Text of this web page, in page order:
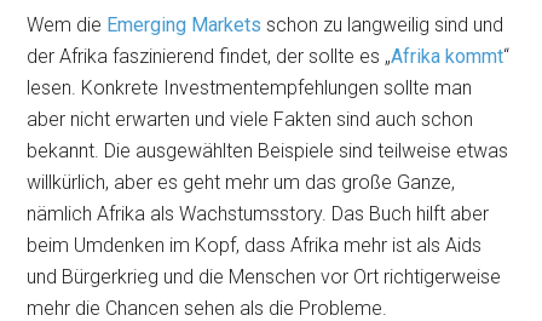
Wem die Emerging Markets schon zu langweilig sind und
der Afrika faszinierend findet, der sollte es „Afrika kommt“
lesen. Konkrete Investmentempfehlungen sollte man
aber nicht erwarten und viele Fakten sind auch schon
bekannt. Die ausgewählten Beispiele sind teilweise etwas
willkürlich, aber es geht mehr um das große Ganze,
nämlich Afrika als Wachstumsstory. Das Buch hilft aber
beim Umdenken im Kopf, dass Afrika mehr ist als Aids
und Bürgerkrieg und die Menschen vor Ort richtigerweise
mehr die Chancen sehen als die Probleme.